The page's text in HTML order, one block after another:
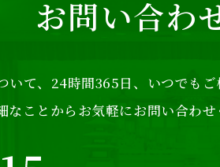
お問い合わ
いて、24時間365日、
いつでもご
なことからお気軽にお問い合わせ